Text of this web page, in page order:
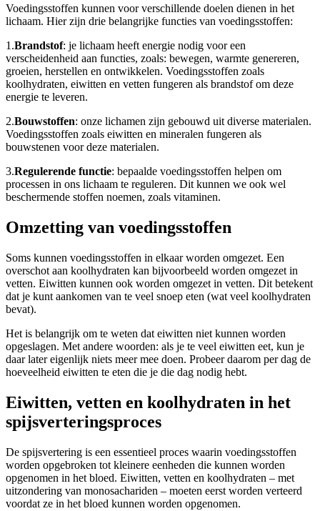
Voedingsstoffen kunnen voor verschillende doelen dienen in het
lichaam. Hier zijn drie belangrijke functies van voedingsstoffen:
1.Brandstof: je lichaam heeft energie nodig voor een
verscheidenheid aan functies, zoals: bewegen, warmte genereren,
groeien, herstellen en ontwikkelen. Voedingsstoffen zoals
koolhydraten, eiwitten en vetten fungeren als brandstof om deze
energie te leveren.
2.Bouwstoffen: onze lichamen zijn gebouwd uit diverse materialen.
Voedingsstoffen zoals eiwitten en mineralen fungeren als
bouwstenen voor deze materialen.
3.Regulerende functie: bepaalde voedingsstoffen helpen om
processen in ons lichaam te reguleren. Dit kunnen we ook wel
beschermende stoffen noemen, zoals vitaminen.
Omzetting van voedingsstoffen
Soms kunnen voedingsstoffen in elkaar worden omgezet. Een
overschot aan koolhydraten kan bijvoorbeeld worden omgezet in
vetten. Eiwitten kunnen ook worden omgezet in vetten. Dit betekent
dat je kunt aankomen van te veel snoep eten (wat veel koolhydraten
bevat).
Het is belangrijk om te weten dat eiwitten niet kunnen worden
opgeslagen. Met andere woorden: als je te veel eiwitten eet, kun je
daar later eigenlijk niets meer mee doen. Probeer daarom per dag de
hoeveelheid eiwitten te eten die je die dag nodig hebt.
Eiwitten, vetten en koolhydraten in het
spijsverteringsproces
De spijsvertering is een essentieel proces waarin voedingsstoffen
worden opgebroken tot kleinere eenheden die kunnen worden
opgenomen in het bloed. Eiwitten, vetten en koolhydraten – met
uitzondering van monosachariden – moeten eerst worden verteerd
voordat ze in het bloed kunnen worden opgenomen.